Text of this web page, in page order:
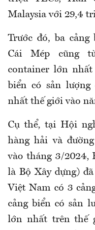
Malaysia với 29,4
Trước đó, ba cảng
Cái Mép cũng
container lớn nhất
biển có sản
nhất thế giới vào
Cụ thể, tại Hội
hàng hải và
vào tháng 3/2024,
là Bộ Xây dựng)
Việt Nam có 3
cảng biển có sản
lớn nhất trên thế